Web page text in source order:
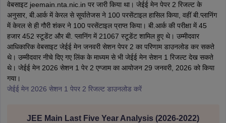
वेबसाइट jeemain.nta.nic.in पर जारी किया था। जेईई मेन पेपर 2 रिजल्ट के
अनुसार, बी.आर्क में केरल से सूर्यातेजस ने 100 परसेंटाइल हासिल किया, वहीं बी.प्लानिंग
में केरल से ही गौरी शंकर ने 100 परसेंटाइल प्राप्त किया। बी.आर्क की परीक्षा में 45
हजार 452 स्टूडेंट और बी. प्लानिंग में 21067 स्टूडेंट शामिल हुए थे। उम्मीदवार
आधिकारिक वेबसाइट जेईई मेन जनवरी सेशन पेपर 2 का परिणाम डाउनलोड कर सकते
थे। उम्मीदवार नीचे दिए गए लिंक के माध्यम से भी जेईई मेन सेशन 1 रिजल्ट देख सकते
थे। जेईई मेन 2026 सेशन 1 पेर 2 एग्जाम का आयोजन 29 जनवरी, 2026 को किया
गया।
जेईई मेन 2026 सेशन 1 पेपर 2 रिजल्ट डाउनलोड करें
JEE Main Last Five Year Analysis (2026-2022)